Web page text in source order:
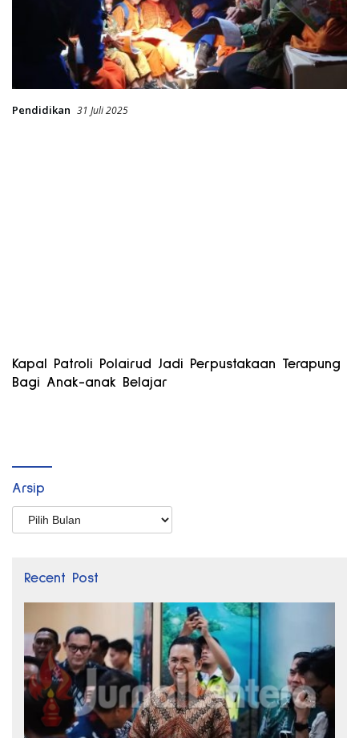
Pendidikan 31 Juli 2025
Kapal Patroli Polairud Jadi Perpustakaan Terapung
Bagi Anak-anak Belajar
Arsip
Arsip
Recent Post